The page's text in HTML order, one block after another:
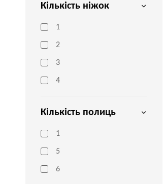
Кількість ніжок
1
2
3
4
Кількість полиць
1
5
6